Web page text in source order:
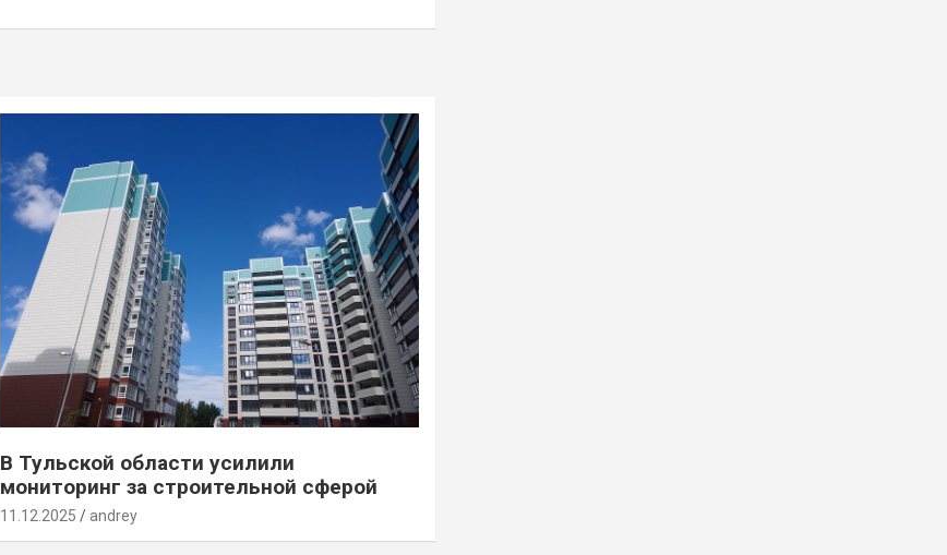
В Тульской области усилили
мониторинг за строительной сферой
11.12.2025 andrey